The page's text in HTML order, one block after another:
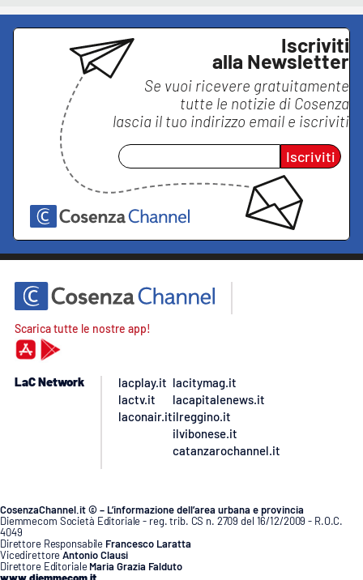
Iscriviti
alla Newsletter
Se vuoi ricevere gratuitamente
tutte le notizie di Cosenza
lascia il tuo indirizzo email e iscriviti
Iscriviti
Scarica tutte le nostre app!
LaC Network
lacplay.it
lactv.it
laconair.it
lacitymag.it
lacapitalenews.it
ilreggino.it
ilvibonese.it
catanzarochannel.it
CosenzaChannel.it © – L’informazione dell’area urbana e provincia
Diemmecom Società Editoriale - reg. trib. CS n. 2709 del 16/12/2009 - R.O.C.
4049
Direttore Responsabile Francesco Laratta
VicedirettoreAntonio Clausi
Direttore Editoriale Maria Grazia Falduto
www.diemmecom.it